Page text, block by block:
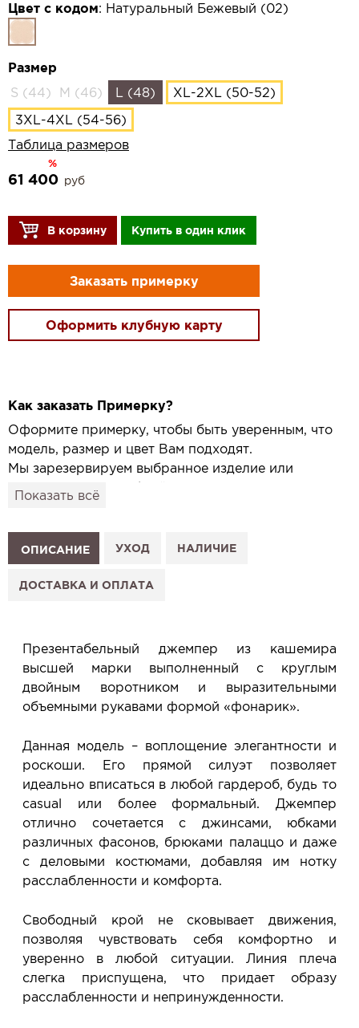
Цвет с кодом: Натуральный Бежевый (02)
Размер
S (44)
M (46) L (48)
XL-2XL (50-52)
3XL-4XL (54-56)
Таблица размеров
%
61 400 руб
В корзину Купить в один клик
Заказать примерку
Оформить клубную карту
Как заказать Примерку?
Оформите примерку, чтобы быть уверенным, что
модель, размер и цвет Вам подходят.
Мы зарезервируем выбранное изделие или
привезём его в удобный для вас салон и
1. Выберите изделие на сайте.
2. Нажмите «Заказать примерку» и выберите салон.
3. Заполните форму и отправьте заявку.
Услуга бесплатная и ни к чему не обязывает: Вы
примеряете в салоне и уже на месте решаете,
покупать или нет.
Планируйте визит в удобное для Вас время -
резерв действует 5 дней.
Показать всё
ОПИСАНИЕ УХОД НАЛИЧИЕ
ДОСТАВКА И ОПЛАТА
Презентабельный джемпер из кашемира
высшей марки выполненный с круглым
двойным воротником и выразительными
объемными рукавами формой «фонарик».
Данная модель – воплощение элегантности и
роскоши. Его прямой силуэт позволяет
идеально вписаться в любой гардероб, будь то
casual или более формальный. Джемпер
отлично сочетается с джинсами, юбками
различных фасонов, брюками палаццо и даже
с деловыми костюмами, добавляя им нотку
расслабленности и комфорта.
Свободный крой не сковывает движения,
позволяя чувствовать себя комфортно и
уверенно в любой ситуации. Линия плеча
слегка приспущена, что придает образу
расслабленности и непринужденности.